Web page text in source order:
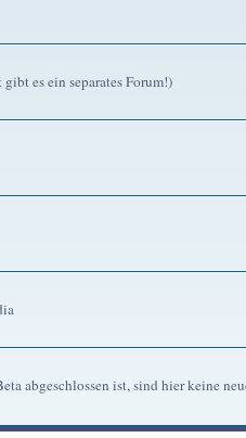
es ein separates Forum!)
abgeschlossen ist, sind hier keine